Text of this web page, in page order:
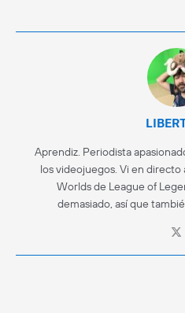
Aprendiz. Periodista
los videojuegos. Vi en
Worlds de League of
demasiado, así que